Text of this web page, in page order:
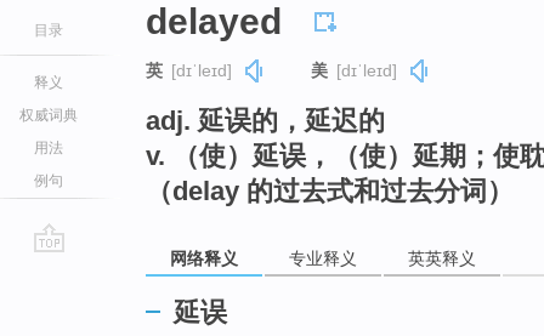
目录
释义
权威词典
用法
例句
delayed
英 [dɪˈleɪd] 美 [dɪˈleɪd]
adj. 延误的，延迟的
v. （使）延误，（使）延期；使
（delay 的过去式和过去分词）
网络释义 专业释义 英英释义
延误